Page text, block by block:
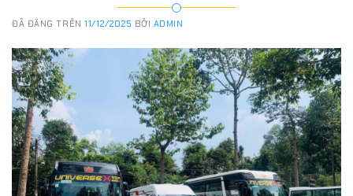
ĐÃ ĐĂNG TRÊN11/12/2025 BỞI ADMIN